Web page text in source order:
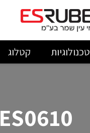
טכנולוגיות קטלוג
ES0610